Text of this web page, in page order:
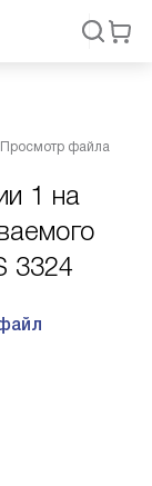
Просмотр файла
1 на
3324